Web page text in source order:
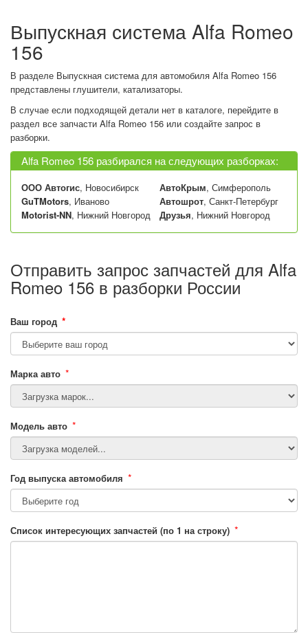
Выпускная система Alfa Romeo
156
В разделе Выпускная система для автомобиля Alfa Romeo 156
представлены глушители, катализаторы.
В случае если подходящей детали нет в каталоге, перейдите в
раздел все запчасти Alfa Romeo 156 или создайте запрос в
разборки.
Alfa Romeo 156 разбирался на следующих разборках:
ООО Автогис, Новосибирск АвтоКрым, Симферополь
GuTMotors, Иваново Автошрот, Санкт-Петербург
Motorist-NN, Нижний Новгород Друзья, Нижний Новгород
Отправить запрос запчастей для Alfa
Romeo 156 в разборки России
Ваш город *
Марка авто *
Модель авто *
Год выпуска автомобиля *
Список интересующих запчастей (по 1 на строку) *